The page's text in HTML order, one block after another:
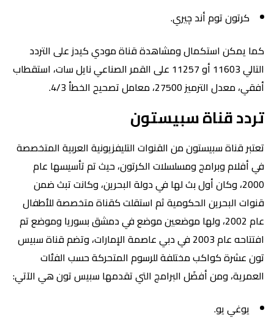
كرتون توم أند چيري.
كما يمكن استكمال ومشاهدة قناة مودي كيدز على التردد
التالي 11603 أو 11257 على القمر الصناعي نايل سات، استقطاب
أفقي، معدل الترميز 27500، معامل تصحيح الخطأ 4/3.
تردد قناة سبيستون
تعتبر قناة سبيستون من القنوات التليفزيونية العربية المتخصصة
في أفلام وبرامج ومسلسلات الكرتون، حيث تم تأسيسها عام
2000، وكان أول بث لها في دولة البحرين، وكانت تبث ضمن
قنوات البحرين الحكومية ثم استقلت كقناة متخصصة للأطفال
عام 2002، ولها موضعين موضع في دمشق بسوريا وموضع تم
افتتاحه عام 2003 في دبي عاصمة الإمارات، وتضم قناة سبيس
تون عشرة كواكب مختلفة للرسوم المتحركة حسب الفئات
العمرية، ومن أفضَل البرامج التي تقدمها سبيس تون هي الآتي:
يوغي يو.